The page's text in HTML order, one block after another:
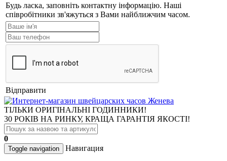
Будь ласка, заповніть контактну інформацію. Наші
співробітники зв'яжуться з Вами найближчим часом.
Відправити
ТІЛЬКИ ОРИГІНАЛЬНІ ГОДИННИКИ!
30 РОКІВ НА РИНКУ, КРАЩА ГАРАНТІЯ ЯКОСТІ!
0
Toggle navigation Навигация